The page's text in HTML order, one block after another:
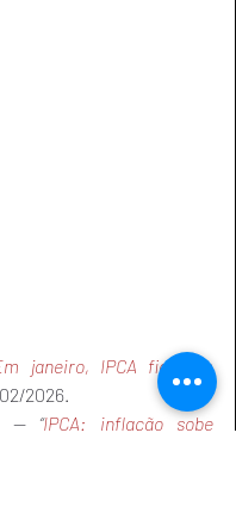
janeiro, IPCA fica em
2026.
— “IPCA: inflação sobe